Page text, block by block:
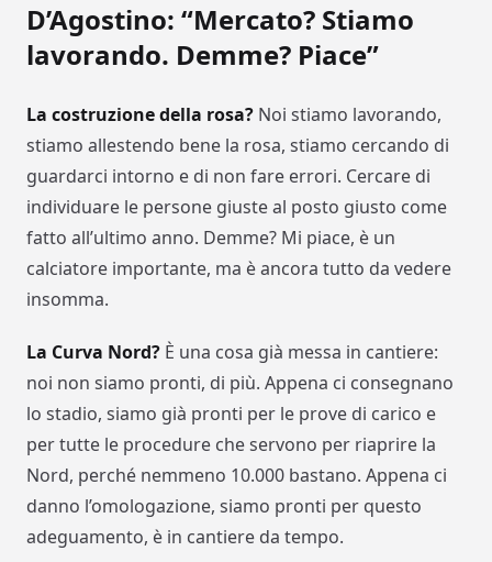
D’Agostino: “Mercato? Stiamo
lavorando. Demme? Piace”
La costruzione della rosa? Noi stiamo lavorando,
stiamo allestendo bene la rosa, stiamo cercando di
guardarci intorno e di non fare errori. Cercare di
individuare le persone giuste al posto giusto come
fatto all’ultimo anno. Demme? Mi piace, è un
calciatore importante, ma è ancora tutto da vedere
insomma.
La Curva Nord? È una cosa già messa in cantiere:
noi non siamo pronti, di più. Appena ci consegnano
lo stadio, siamo già pronti per le prove di carico e
per tutte le procedure che servono per riaprire la
Nord, perché nemmeno 10.000 bastano. Appena ci
danno l’omologazione, siamo pronti per questo
adeguamento, è in cantiere da tempo.